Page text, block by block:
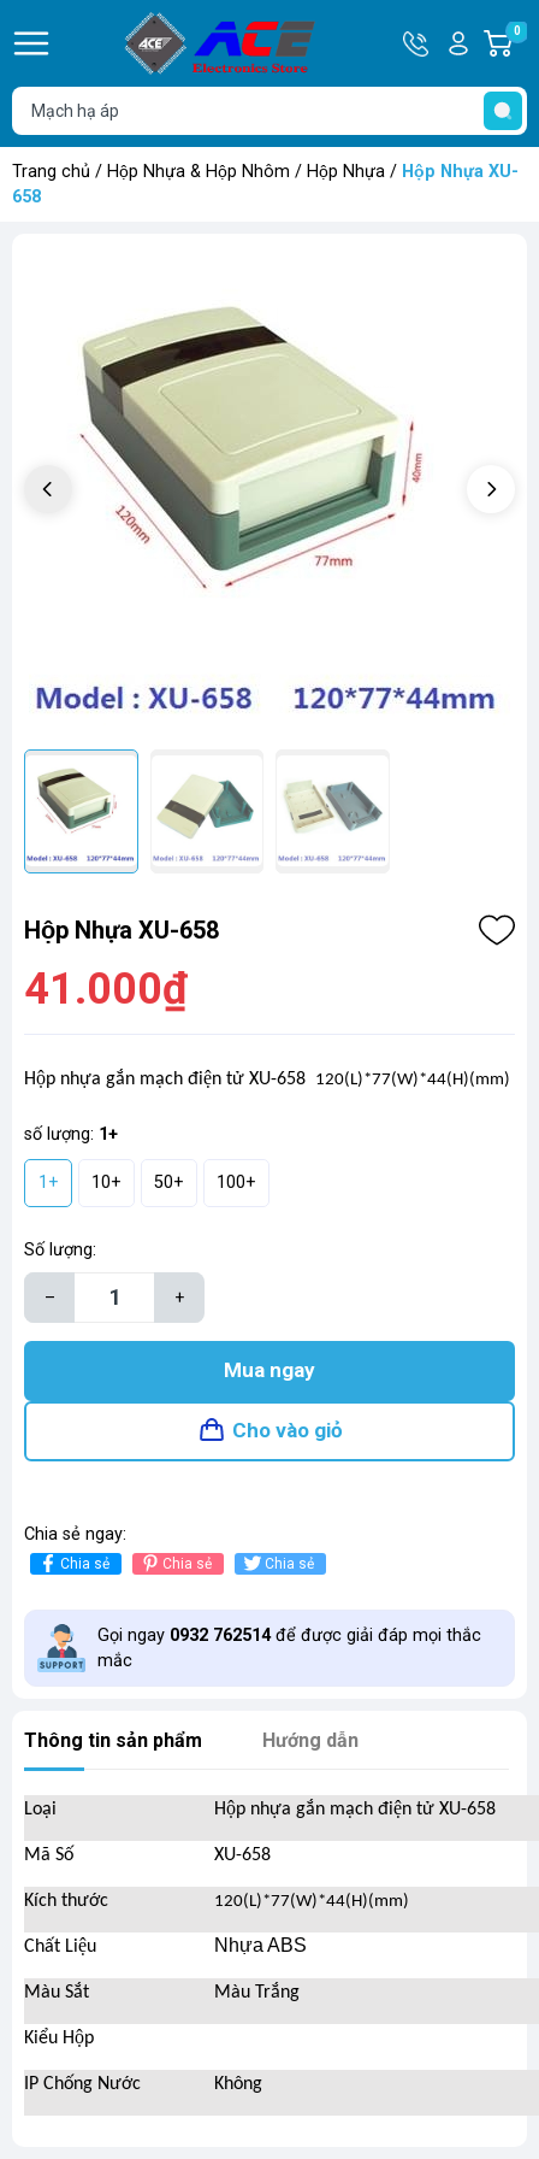
Hotline
0932
762514
Tài
khoản
Hello,
Khách
0
Trang chủ / Hộp Nhựa & Hộp Nhôm / Hộp Nhựa / Hộp Nhựa XU-
658
Hộp Nhựa XU-658
41.000₫
Hộp nhựa gắn mạch điện tử XU-658 120(L)*77(W)*44(H)(mm)
số lượng: 1+
1+ 10+ 50+ 100+
Số lượng:
– +
Mua ngay
Cho vào giỏ
Chia sẻ ngay:
Chia sẻ Chia sẻ Chia sẻ
Gọi ngay 0932 762514để được giải đáp mọi thắc
mắc
Thông tin sản phẩm Hướng dẫn
Loại Hộp nhựa gắn mạch điện tử XU-658
Mã Số XU-658
Kích thước 120(L)*77(W)*44(H)(mm)
Chất Liệu Nhựa ABS
Màu Sắt Màu Trắng
Kiểu Hộp
IP Chống Nước Không